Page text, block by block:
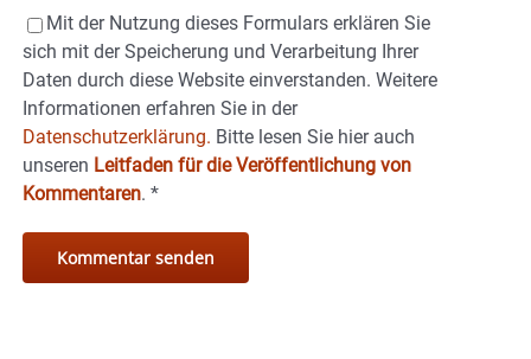
Mit der Nutzung dieses Formulars erklären Sie
sich mit der Speicherung und Verarbeitung Ihrer
Daten durch diese Website einverstanden. Weitere
Informationen erfahren Sie in der
Datenschutzerklärung. Bitte lesen Sie hier auch
unseren Leitfaden für die Veröffentlichung von
Kommentaren. *